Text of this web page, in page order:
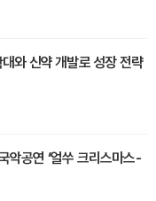
와 신약 개발로 성장 전략
악공연 ‘얼쑤 크리스마스-